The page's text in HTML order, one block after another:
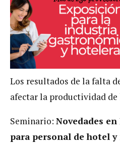
Los resultados de la falta
afectar la productividad
Seminario: Novedades
para personal de hotel